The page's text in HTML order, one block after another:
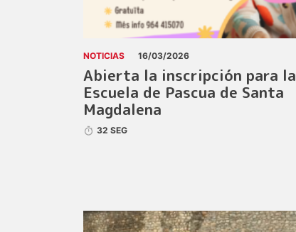
NOTICIAS 16/03/2026
Abierta la inscripción para la
Escuela de Pascua de Santa
Magdalena
32 SEG